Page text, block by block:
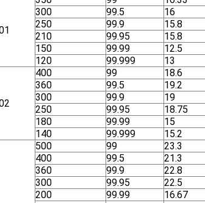
300 99.5
16
250
99.9
15.8
210
99.95
15.8
150
99.99
12.5
120
99.999 13
400 99 18.6
360 99.5
19.2
300
99.9
19
250
99.95
18.75
180
99.99
15
140
99.999 15.2
500 99 23.3
400 99.5
21.3
360
99.9
22.8
300
99.95
22.5
200
99.99
16.67